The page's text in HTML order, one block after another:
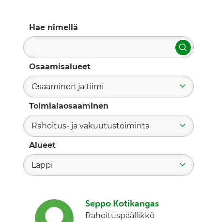
Hae nimellä
Hae
Osaamisalueet
Osaaminen ja tiimi
Toimialaosaaminen
Rahoitus- ja vakuutustoiminta
Alueet
Lappi
Seppo Kotikangas
Rahoituspäällikkö